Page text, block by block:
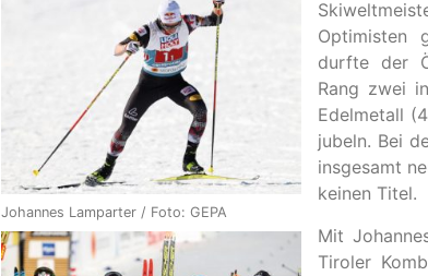
Johannes Lamparter / Foto: GEPA
Optimisten
durfte der
Rang zwei
Edelmetall
jubeln. Bei
insgesamt
keinen Titel.
Mit
Tiroler